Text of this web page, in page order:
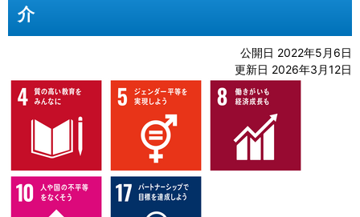
介
公開日 2022年5月6日
更新日 2026年3月12日